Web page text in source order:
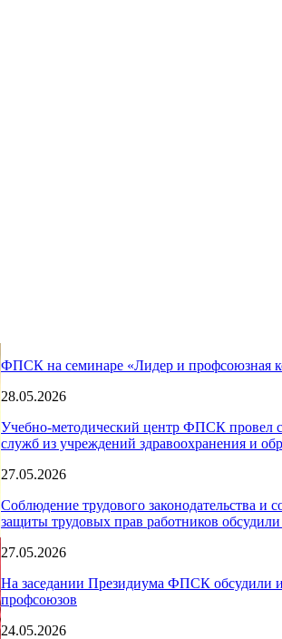
ФПСК на семинаре «Лидер и профсоюзная
28.05.2026
Учебно-методический центр ФПСК провел
служб из учреждений здравоохранения и
27.05.2026
Соблюдение трудового законодательства и
защиты трудовых прав работников
27.05.2026
На заседании Президиума ФПСК обсудили
профсоюзов
24.05.2026